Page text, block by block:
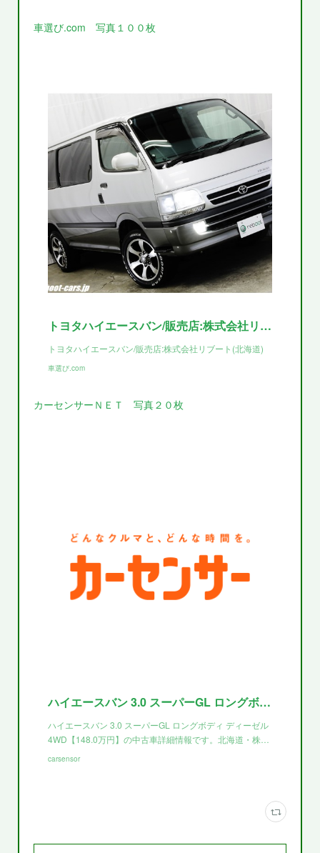
車選び.com 写真１００枚
トヨタハイエースバン/販売店:株式会社リブート
トヨタハイエースバン/販売店:株式会社リブート(北海道)
車選び.com
カーセンサーＮＥＴ 写真２０枚
ハイエースバン 3.0 スーパーGL ロングボディ ディーゼル 4WD(北海道)の中古車詳細 | 中古車なら【カーセンサーnet】
ハイエースバン 3.0 スーパーGL ロングボディ ディーゼル
4WD【148.0万円】の中古車詳細情報です。北海道・株…
carsensor